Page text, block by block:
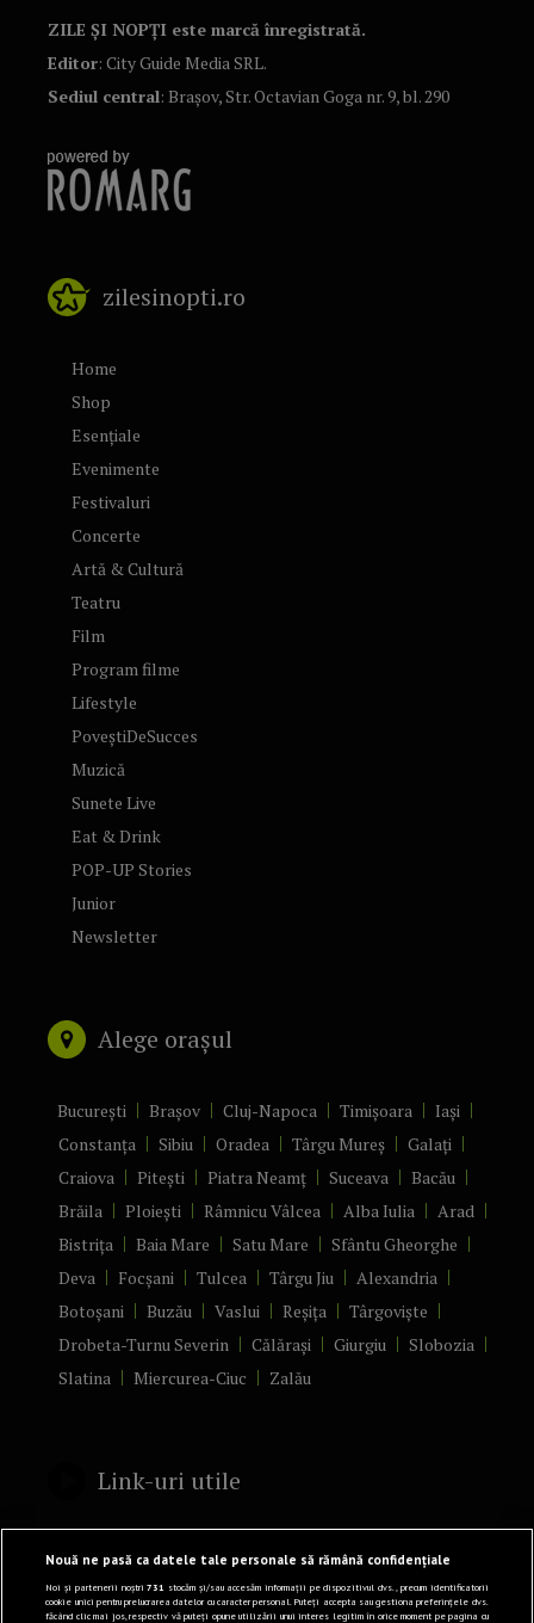
ZILE ȘI NOPȚI este marcă înregistrată.
Editor: City Guide Media SRL.
Sediul central: Brașov, Str. Octavian Goga nr. 9, bl. 290
zilesinopti.ro
Home
Shop
Esențiale
Evenimente
Festivaluri
Concerte
Artă & Cultură
Teatru
Film
Program filme
Lifestyle
PoveștiDeSucces
Muzică
Sunete Live
Eat & Drink
POP-UP Stories
Junior
Newsletter
Alege orașul
București Brașov Cluj-Napoca Timișoara
Iași
Constanța
Sibiu Oradea Târgu Mureș
Galați
Craiova
Pitești Piatra Neamț Suceava
Bacău
Brăila
Ploiești Râmnicu Vâlcea Alba Iulia
Arad
Bistrița
Baia Mare Satu Mare
Sfântu Gheorghe
Deva
Focșani Tulcea Târgu Jiu
Alexandria
Botoșani
Buzău Vaslui Reșița
Târgoviște
Drobeta-Turnu Severin
Călărași Giurgiu
Slobozia
Slatina
Miercurea-Ciuc Zalău
Link-uri utile
Politică de confidențialitate
Termeni și Condiții
Nouă ne pasă ca datele tale personale să rămână confidențiale
Noi și partenerii noștri731 stocăm și/sau accesăm informații pe dispozitivul dvs., precum identificatorii
cookie unici pentru prelucrarea datelor cu caracter personal. Puteți accepta sau gestiona preferințele dvs.
făcând clic mai jos, respectiv vă puteți opune utilizării unui interes legitim în orice moment pe pagina cu